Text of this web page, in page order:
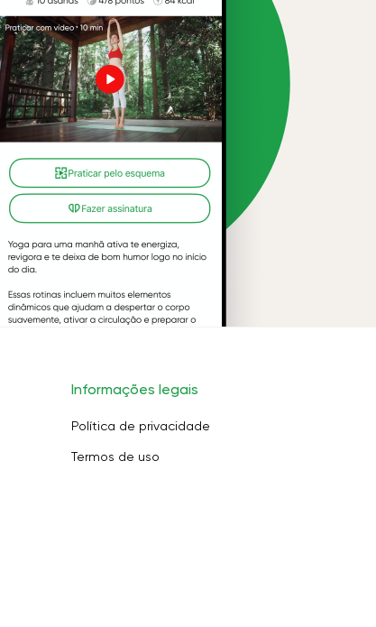
Informações legais
Política de privacidade
Termos de uso